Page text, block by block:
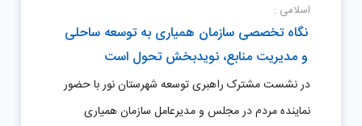
اسلامی :
نگاه تخصصی سازمان همیاری به توسعه ساحلی
و مدیریت منابع، نویدبخش تحول است
در نشست مشترک راهبری توسعه شهرستان نور با حضور
نماینده مردم در مجلس و مدیرعامل سازمان همیاری